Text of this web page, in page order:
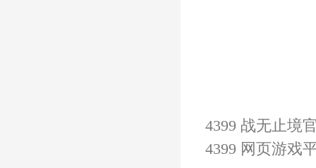
4399 战无止境
4399 网页游戏